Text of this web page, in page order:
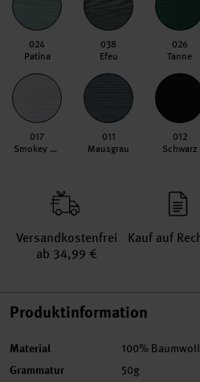
024
Patina
038
Efeu
026
Tanne
017
Smokey Blue
011
Mausgrau
012
Schwarz
Versand­kosten­frei
ab 34,99 €
Kauf auf
Produktinformation
Material 100%
Grammatur 50g